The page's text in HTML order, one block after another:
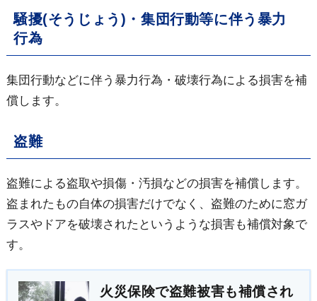
騒擾(そうじょう)・集団行動等に伴う暴力
行為
集団行動などに伴う暴力行為・破壊行為による損害を補
償します。
盗難
盗難による盗取や損傷・汚損などの損害を補償します。
盗まれたもの自体の損害だけでなく、盗難のために窓ガ
ラスやドアを破壊されたというような損害も補償対象で
す。
火災保険で盗難被害も補償され